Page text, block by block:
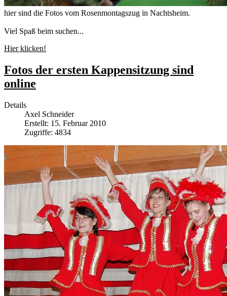
hier sind die Fotos vom Rosenmontagszug in Nachtsheim.
Viel Spaß beim suchen...
Hier klicken!
Fotos der ersten Kappensitzung sind
online
Details
Axel Schneider
Erstellt: 15. Februar 2010
Zugriffe: 4834